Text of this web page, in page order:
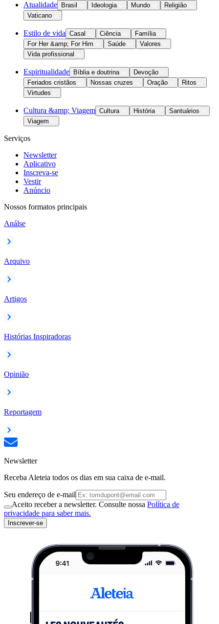
Atualidade Brasil Ideologia Mundo
Religião
Vaticano
Estilo de vida Casal Ciência
Família
For Her &amp; For Him
Saúde
Valores
Vida profissional
Espiritualidade Bíblia e doutrina
Devoção
Feriados cristãos
Nossas cruzes Oração
Ritos
Virtudes
Cultura &amp; Viagem Cultura História
Santuários
Viagem
Serviços
Newsletter
Aplicativo
Inscreva-se
Vestir
Anúncio
Nossos formatos principais
Análse
Arquivo
Artigos
Histórias Inspiradoras
Opinião
Reportagem
Newsletter
Receba Aleteia todos os dias em sua caixa de e-mail.
Seu endereço de e-mail
Aceito receber a newsletter. Consulte nossa Política de
privacidade para saber mais.
Inscrever-se